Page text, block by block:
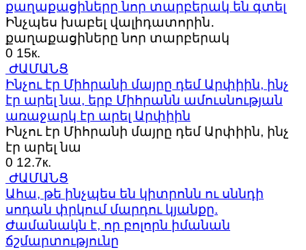
քաղաքացիները նոր տարբերակ են գտել
Ինչպես խաբել վալիդատորին․
քաղաքացիները նոր տարբերակ
0 15к.
ԺԱՄԱՆՑ
Ինչու էր Միհրանի մայրը դեմ Արփիին, ինչ
էր արել նա, երբ Միհրանն ամուսնության
առաջարկ էր արել Արփիին
Ինչու էր Միհրանի մայրը դեմ Արփիին, ինչ
էր արել նա
0 12.7к.
ԺԱՄԱՆՑ
Ահա, թե ինչպես են կիտրոնն ու սննդի
սոդան փրկում մարդու կյանքը.
Ժամանակն է, որ բոլորն իմանան
ճշմարտությունը